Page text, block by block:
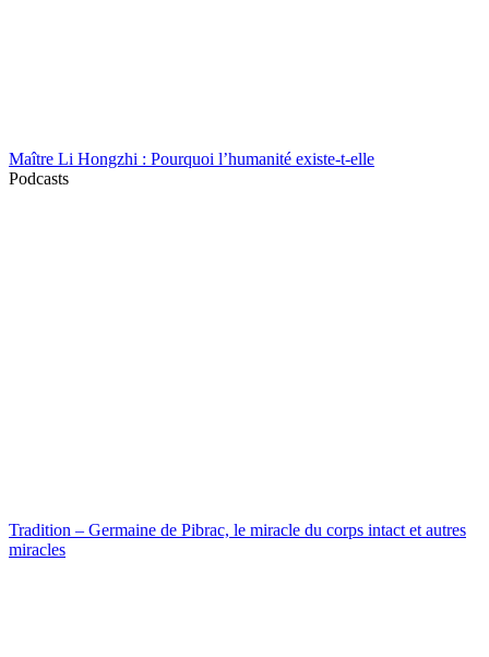
Maître Li Hongzhi : Pourquoi l’humanité existe-t-elle
Podcasts
Tradition – Germaine de Pibrac, le miracle du corps intact et autres
miracles